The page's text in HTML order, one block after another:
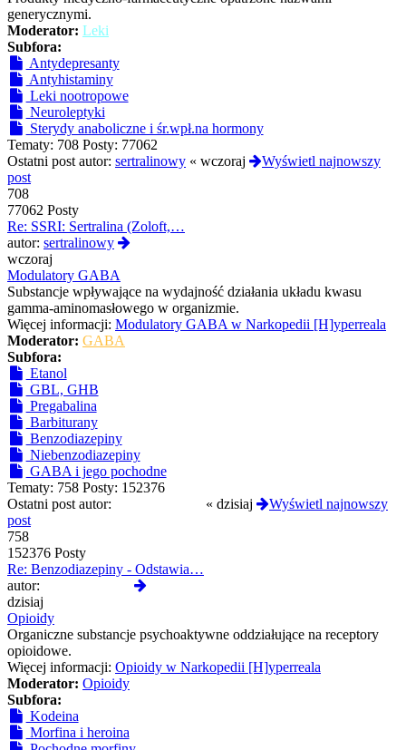
generycznymi.
Moderator: Leki
Subfora:
Antydepresanty
Antyhistaminy
Leki nootropowe
Neuroleptyki
Sterydy anaboliczne i śr.wpł.na hormony
Tematy: 708 Posty: 77062
Ostatni post autor: sertralinowy « wczoraj
Wyświetl najnowszy
post
708
77062 Posty
Re: SSRI: Sertralina (Zoloft,…
autor: sertralinowy
wczoraj
Modulatory GABA
Substancje wpływające na wydajność działania układu kwasu
gamma-aminomasłowego w organizmie.
Więcej informacji: Modulatory GABA w Narkopedii [H]yperreala
Moderator: GABA
Subfora:
Etanol
GBL, GHB
Pregabalina
Barbiturany
Benzodiazepiny
Niebenzodiazepiny
GABA i jego pochodne
Tematy: 758 Posty: 152376
Ostatni post autor:
« dzisiaj
Wyświetl najnowszy
post
758
152376 Posty
Re: Benzodiazepiny - Odstawia…
autor:
dzisiaj
Opioidy
Organiczne substancje psychoaktywne oddziałujące na receptory
opioidowe.
Więcej informacji: Opioidy w Narkopedii [H]yperreala
Moderator: Opioidy
Subfora:
Kodeina
Morfina i heroina